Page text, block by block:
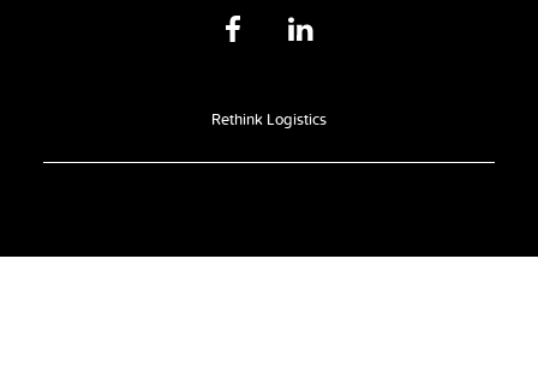
Rethink Logistics